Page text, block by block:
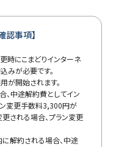
認事項】
時にこまどりインターネ
みが必要です。
が開始されます。
、中途解約費としてイン
変更手数料3,300円が
される場合、プラン変更
に解約される場合、中途